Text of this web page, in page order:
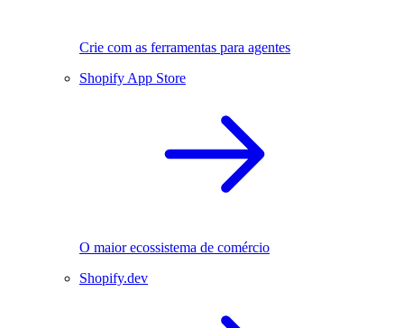
Crie com as ferramentas para agentes
Shopify App Store
O maior ecossistema de comércio
Shopify.dev